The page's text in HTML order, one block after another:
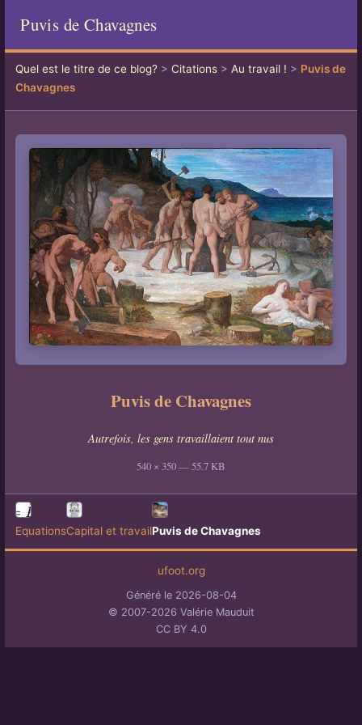
Puvis de Chavagnes
Quel est le titre de ce blog?> Citations> Au travail ! > Puvis de
Chavagnes
Puvis de Chavagnes
Autrefois, les gens travaillaient tout nus
540 × 350 — 55.7 KB
EquationsCapital et travailPuvis de Chavagnes
ufoot.org
Généré le 2026-08-04
© 2007-2026 Valérie Mauduit
CC BY 4.0